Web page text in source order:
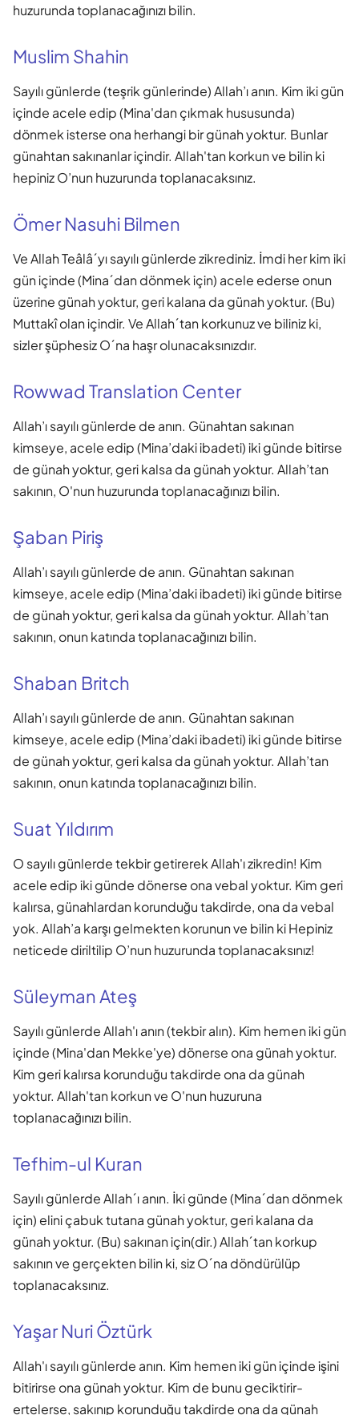
huzurunda toplanacağınızı bilin.
Muslim Shahin
Sayılı günlerde (teşrik günlerinde) Allah’ı anın. Kim iki gün
içinde acele edip (Mina'dan çıkmak hususunda)
dönmek isterse ona herhangi bir günah yoktur. Bunlar
günahtan sakınanlar içindir. Allah'tan korkun ve bilin ki
hepiniz O’nun huzurunda toplanacaksınız.
Ömer Nasuhi Bilmen
Ve Allah Teâlâ´yı sayılı günlerde zikrediniz. İmdi her kim iki
gün içinde (Mina´dan dönmek için) acele ederse onun
üzerine günah yoktur, geri kalana da günah yoktur. (Bu)
Muttakî olan içindir. Ve Allah´tan korkunuz ve biliniz ki,
sizler şüphesiz O´na haşr olunacaksınızdır.
Rowwad Translation Center
Allah’ı sayılı günlerde de anın. Günahtan sakınan
kimseye, acele edip (Mina’daki ibadeti) iki günde bitirse
de günah yoktur, geri kalsa da günah yoktur. Allah’tan
sakının, O'nun huzurunda toplanacağınızı bilin.
Şaban Piriş
Allah’ı sayılı günlerde de anın. Günahtan sakınan
kimseye, acele edip (Mina’daki ibadeti) iki günde bitirse
de günah yoktur, geri kalsa da günah yoktur. Allah’tan
sakının, onun katında toplanacağınızı bilin.
Shaban Britch
Allah’ı sayılı günlerde de anın. Günahtan sakınan
kimseye, acele edip (Mina’daki ibadeti) iki günde bitirse
de günah yoktur, geri kalsa da günah yoktur. Allah’tan
sakının, onun katında toplanacağınızı bilin.
Suat Yıldırım
O sayılı günlerde tekbir getirerek Allah'ı zikredin! Kim
acele edip iki günde dönerse ona vebal yoktur. Kim geri
kalırsa, günahlardan korunduğu takdirde, ona da vebal
yok. Allah’a karşı gelmekten korunun ve bilin ki Hepiniz
neticede diriltilip O’nun huzurunda toplanacaksınız!
Süleyman Ateş
Sayılı günlerde Allah'ı anın (tekbir alın). Kim hemen iki gün
içinde (Mina'dan Mekke'ye) dönerse ona günah yoktur.
Kim geri kalırsa korunduğu takdirde ona da günah
yoktur. Allah'tan korkun ve O'nun huzuruna
toplanacağınızı bilin.
Tefhim-ul Kuran
Sayılı günlerde Allah´ı anın. İki günde (Mina´dan dönmek
için) elini çabuk tutana günah yoktur, geri kalana da
günah yoktur. (Bu) sakınan için(dir.) Allah´tan korkup
sakının ve gerçekten bilin ki, siz O´na döndürülüp
toplanacaksınız.
Yaşar Nuri Öztürk
Allah'ı sayılı günlerde anın. Kim hemen iki gün içinde işini
bitirirse ona günah yoktur. Kim de bunu geciktirir-
ertelerse, sakınıp korunduğu takdirde ona da günah